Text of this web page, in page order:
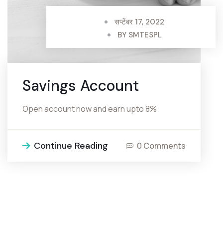
सप्टेंबर 17, 2022
BY SMTESPL
Savings Account
Open account now and earn upto 8%
Continue Reading 0 Comments